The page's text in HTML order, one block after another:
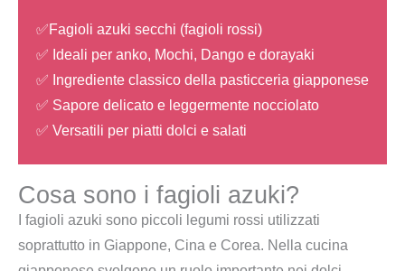
Three
Coconut
Tree
quantità
✅Fagioli azuki secchi (fagioli rossi)
✅ Ideali per anko, Mochi, Dango e dorayaki
✅ Ingrediente classico della pasticceria giapponese
✅ Sapore delicato e leggermente nocciolato
✅ Versatili per piatti dolci e salati
Cosa sono i fagioli azuki?
I fagioli azuki sono piccoli legumi rossi utilizzati
soprattutto in Giappone, Cina e Corea. Nella cucina